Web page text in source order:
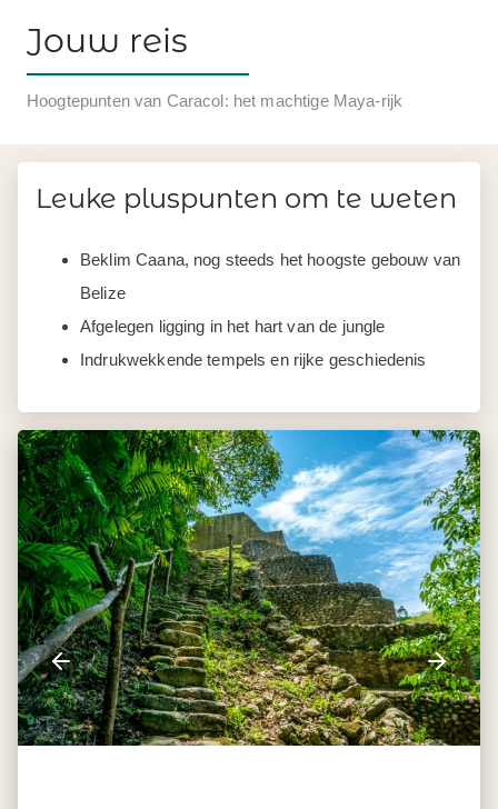
Jouw reis
Hoogtepunten van Caracol: het machtige Maya-rijk
Leuke pluspunten om te weten
Beklim Caana, nog steeds het hoogste gebouw van
Belize
Afgelegen ligging in het hart van de jungle
Indrukwekkende tempels en rijke geschiedenis